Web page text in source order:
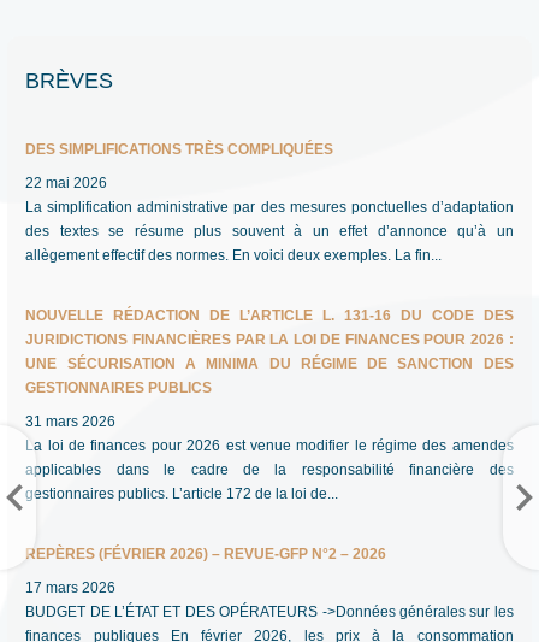
BRÈVES
DES SIMPLIFICATIONS TRÈS COMPLIQUÉES
22 mai 2026
La simplification administrative par des mesures ponctuelles d’adaptation
des textes se résume plus souvent à un effet d’annonce qu’à un
allègement effectif des normes. En voici deux exemples. La fin...
NOUVELLE RÉDACTION DE L’ARTICLE L. 131-16 DU CODE DES
JURIDICTIONS FINANCIÈRES PAR LA LOI DE FINANCES POUR 2026 :
UNE SÉCURISATION A MINIMA DU RÉGIME DE SANCTION DES
GESTIONNAIRES PUBLICS
31 mars 2026
La loi de finances pour 2026 est venue modifier le régime des amendes
applicables dans le cadre de la responsabilité financière des
gestionnaires publics. L’article 172 de la loi de...
REPÈRES (FÉVRIER 2026) – REVUE-GFP N°2 – 2026
17 mars 2026
BUDGET DE L’ÉTAT ET DES OPÉRATEURS ->Données générales sur les
finances publiques En février 2026, les prix à la consommation
l’article